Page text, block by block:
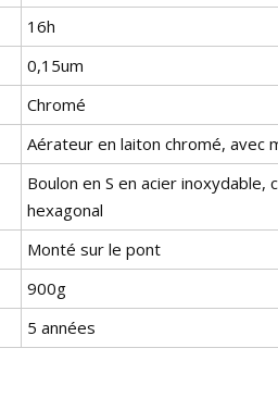
16h
0,15um
Chromé
Aérateur en laiton chromé, avec
Boulon en S en acier
hexagonal
Monté sur le pont
900g
5 années